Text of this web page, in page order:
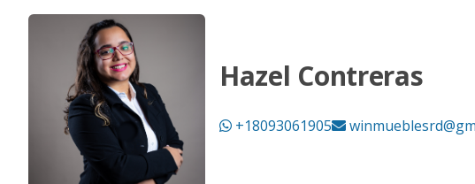
Hazel Contreras
+18093061905
Edificio de apartamentos en venta Punta Cana Bavaro | 12